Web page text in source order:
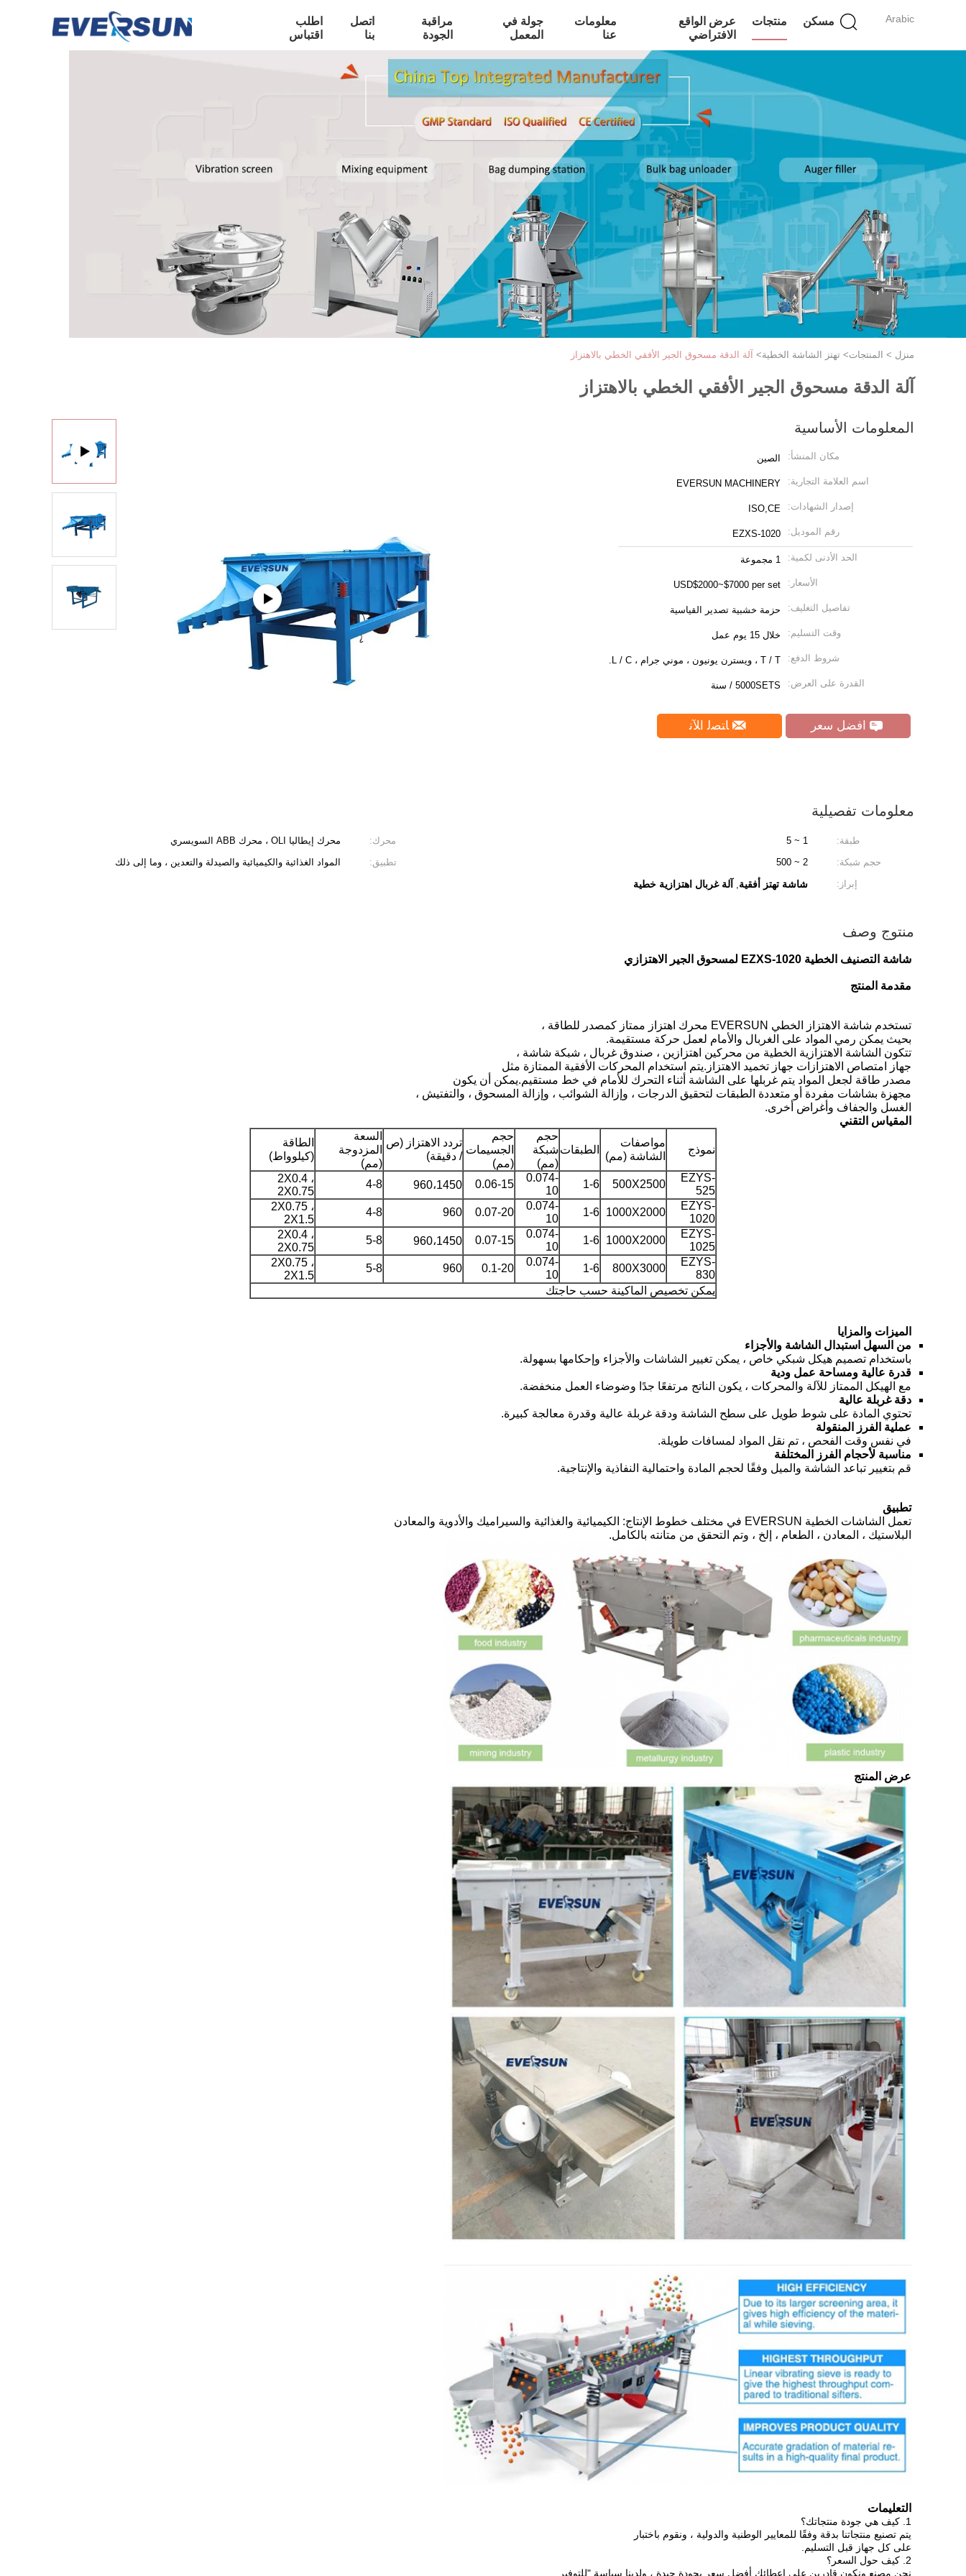
Arabic مسكن منتجات
عرض الواقع
الافتراضي
معلومات
عنا
جولة في
المعمل
مراقبة
الجودة
اتصل
بنا
اطلب
اقتباس
منزل > المنتجات> تهتز الشاشة الخطية> آلة الدقة مسحوق الجير الأفقي الخطي بالاهتزاز
آلة الدقة مسحوق الجير الأفقي الخطي بالاهتزاز
المعلومات الأساسية
مكان المنشأ: الصين
اسم العلامة التجارية: EVERSUN MACHINERY
إصدار الشهادات: ISO,CE
رقم الموديل: EZXS-1020
الحد الأدنى لكمية: 1 مجموعة
الأسعار: USD$2000~$7000 per set
تفاصيل التغليف: حزمة خشبية تصدير القياسية
وقت التسليم: خلال 15 يوم عمل
شروط الدفع: T / T ، ويسترن يونيون ، موني جرام ، L / C.
القدرة على العرض: 5000SETS / سنة
افضل سعر ﺎﺘﺼﻟ ﺍﻶﻧ
معلومات تفصيلية
طبقة: 1 ~ 5 محرك:
محرك إيطاليا OLI ، محرك ABB السويسري
حجم شبكة:
2 ~ 500 تطبيق:
المواد الغذائية والكيميائية والصيدلة والتعدين ، وما إلى ذلك
إبراز:
شاشة تهتز أفقية, آلة غربال اهتزازية خطية
منتوج وصف
شاشة التصنيف الخطية EZXS-1020 لمسحوق الجير الاهتزازي
مقدمة المنتج
تستخدم شاشة الاهتزاز الخطي EVERSUN محرك اهتزاز ممتاز كمصدر للطاقة ،
بحيث يمكن رمي المواد على الغربال والأمام لعمل حركة مستقيمة.
تتكون الشاشة الاهتزازية الخطية من محركين اهتزازين ، صندوق غربال ، شبكة شاشة ،
جهاز امتصاص الاهتزازات جهاز تخميد الاهتزاز.يتم استخدام المحركات الأفقية الممتازة مثل
مصدر طاقة لجعل المواد يتم غربلها على الشاشة أثناء التحرك للأمام في خط مستقيم.يمكن أن يكون
مجهزة بشاشات مفردة أو متعددة الطبقات لتحقيق الدرجات ، وإزالة الشوائب ، وإزالة المسحوق ، والتفتيش ،
الغسل والجفاف وأغراض أخرى.
المقياس التقني
نموذج
مواصفات
الشاشة (مم)
الطبقات
حجم
شبكة
(مم)
حجم
الجسيمات
(مم)
تردد الاهتزاز (ص
/ دقيقة)
السعة
المزدوجة
(مم)
الطاقة
(كيلوواط)
EZYS-
525
500X2500
1-6
0.074-
10
0.06-15 960،1450 4-8
2X0.4 ،
2X0.75
EZYS-
1020
1000X2000
1-6
0.074-
10
0.07-20
960
4-8
2X0.75 ،
2X1.5
EZYS-
1025
1000X2000
1-6
0.074-
10
0.07-15 960،1450 5-8
2X0.4 ،
2X0.75
EZYS-
830
800X3000
1-6
0.074-
10
0.1-20
960
5-8
2X0.75 ،
2X1.5
يمكن تخصيص الماكينة حسب حاجتك
الميزات والمزايا
من السهل استبدال الشاشة والأجزاء
باستخدام تصميم هيكل شبكي خاص ، يمكن تغيير الشاشات والأجزاء وإحكامها بسهولة.
قدرة عالية ومساحة عمل ودية
مع الهيكل الممتاز للآلة والمحركات ، يكون الناتج مرتفعًا جدًا وضوضاء العمل منخفضة.
دقة غربلة عالية
تحتوي المادة على شوط طويل على سطح الشاشة ودقة غربلة عالية وقدرة معالجة كبيرة.
عملية الفرز المنقولة
في نفس وقت الفحص ، تم نقل المواد لمسافات طويلة.
مناسبة لأحجام الفرز المختلفة
قم بتغيير تباعد الشاشة والميل وفقًا لحجم المادة واحتمالية النفاذية والإنتاجية.
تطبيق
تعمل الشاشات الخطية EVERSUN في مختلف خطوط الإنتاج: الكيميائية والغذائية والسيراميك والأدوية والمعادن
البلاستيك ، المعادن ، الطعام ، إلخ ، وتم التحقق من متانته بالكامل.
عرض المنتج
التعليمات
1. كيف هي جودة منتجاتك؟
يتم تصنيع منتجاتنا بدقة وفقًا للمعايير الوطنية والدولية ، ونقوم باختبار
على كل جهاز قبل التسليم.
2. كيف حول السعر؟
نحن مصنع ونكون قادرين على إعطائك أفضل سعر بجودة جيدة ، ولدينا سياسة "للتوفير